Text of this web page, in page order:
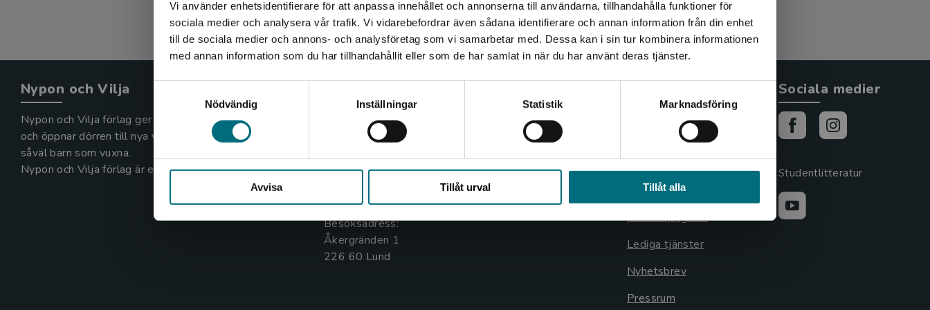
Vi använder enhetsidentifierare för att anpassa innehållet och annonserna till användarna, tillhandahålla funktioner för
sociala medier och analysera vår trafik. Vi vidarebefordrar även sådana identifierare och annan information från din enhet
till de sociala medier och annons- och analysföretag som vi samarbetar med. Dessa kan i sin tur kombinera informationen
med annan information som du har tillhandahållit eller som de har samlat in när du har använt deras tjänster.
Nödvändig
Inställningar Statistik Marknadsföring
Avvisa Tillåt urval Tillåt alla
Det verkar som att du besöker nyponochviljaforlag.se via
en enhet utanför Sverige. Vi erbjuder inte leveranser
utanför Sverige. För att kunna slutföra ett köp måste
leveransadressen vara i Sverige.
Nypon och Vilja
Nypon och Vilja förlag ger ut böcker som väcker läslust
och öppnar dörren till nya världar och möjligheter för
såväl barn som vuxna.
Nypon och Vilja förlag är en del av Studentlitteratur.
Kontakta oss
046-31 20 00
Box 141
Besöksadress:
Åkergränden 1
Kontakta kundservice
046-31 21 00
Frågor och svar
Köpvillkor
Cookieinställningar
GDPR och
personuppgifter
Lediga tjänster
Nyhetsbrev
Pressrum
Sociala medier
Studentlitteratur